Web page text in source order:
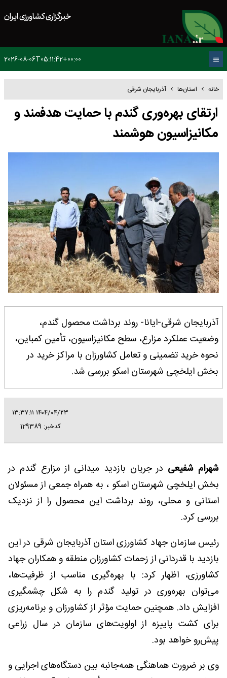
خبرگزاری کشاورزی ایران
2026-08-06T05:11:42+00:00
خانه استان‌ها آذربایجان شرقی
ارتقای بهره‌وری گندم با حمایت هدفمند و
مکانیزاسیون هوشمند
آذربایجان شرقی-ایانا- روند برداشت محصول گندم،
وضعیت عملکرد مزارع، سطح مکانیزاسیون، تأمین کمباین،
نحوه خرید تضمینی و تعامل کشاورزان با مراکز خرید در
بخش ایلخچی شهرستان اسکو بررسی شد.
۱۴۰۴/۰۴/۲۳ ۱۳:۳۷:۱۱
کدخبر: 129389
شهرام شفیعی در جریان بازدید میدانی از مزارع گندم در
بخش ایلخچی شهرستان اسکو ، به همراه جمعی از مسئولان
استانی و محلی، روند برداشت این محصول را از نزدیک
بررسی کرد.
رئیس سازمان جهاد کشاورزی استان آذربایجان شرقی در این
بازدید با قدردانی از زحمات کشاورزان منطقه و همکاران جهاد
کشاورزی، اظهار کرد: با بهره‌گیری مناسب از ظرفیت‌ها،
می‌توان بهره‌وری در تولید گندم را به شکل چشمگیری
افزایش داد. همچنین حمایت مؤثر از کشاورزان و برنامه‌ریزی
برای کشت پاییزه از اولویت‌های سازمان در سال زراعی
پیش‌رو خواهد بود.
وی بر ضرورت هماهنگی همه‌جانبه بین دستگاه‌های اجرایی و